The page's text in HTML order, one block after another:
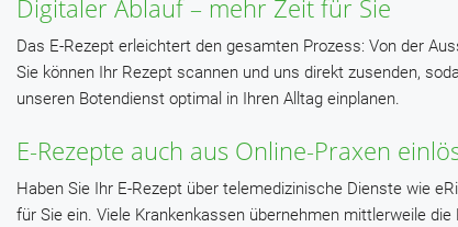
Digitaler Ablauf – mehr Zeit für Sie
Das E-Rezept erleichtert den gesamten Prozess: Von der
Sie können Ihr Rezept scannen und uns direkt zusenden,
unseren Botendienst optimal in Ihren Alltag einplanen.
E-Rezepte auch aus Online-Praxen
Haben Sie Ihr E-Rezept über telemedizinische Dienste wie
für Sie ein. Viele Krankenkassen übernehmen mittlerweile